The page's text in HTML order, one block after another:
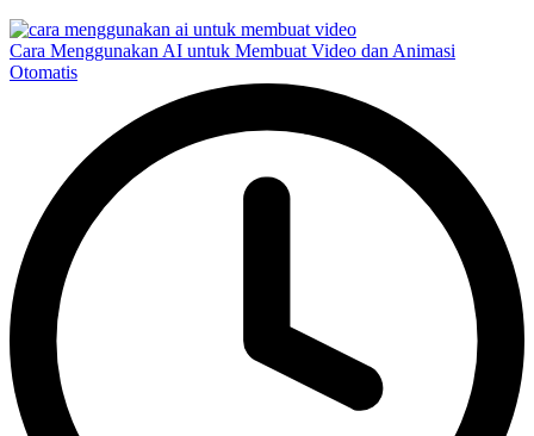
Cara Menggunakan AI untuk Membuat Video dan Animasi
Otomatis